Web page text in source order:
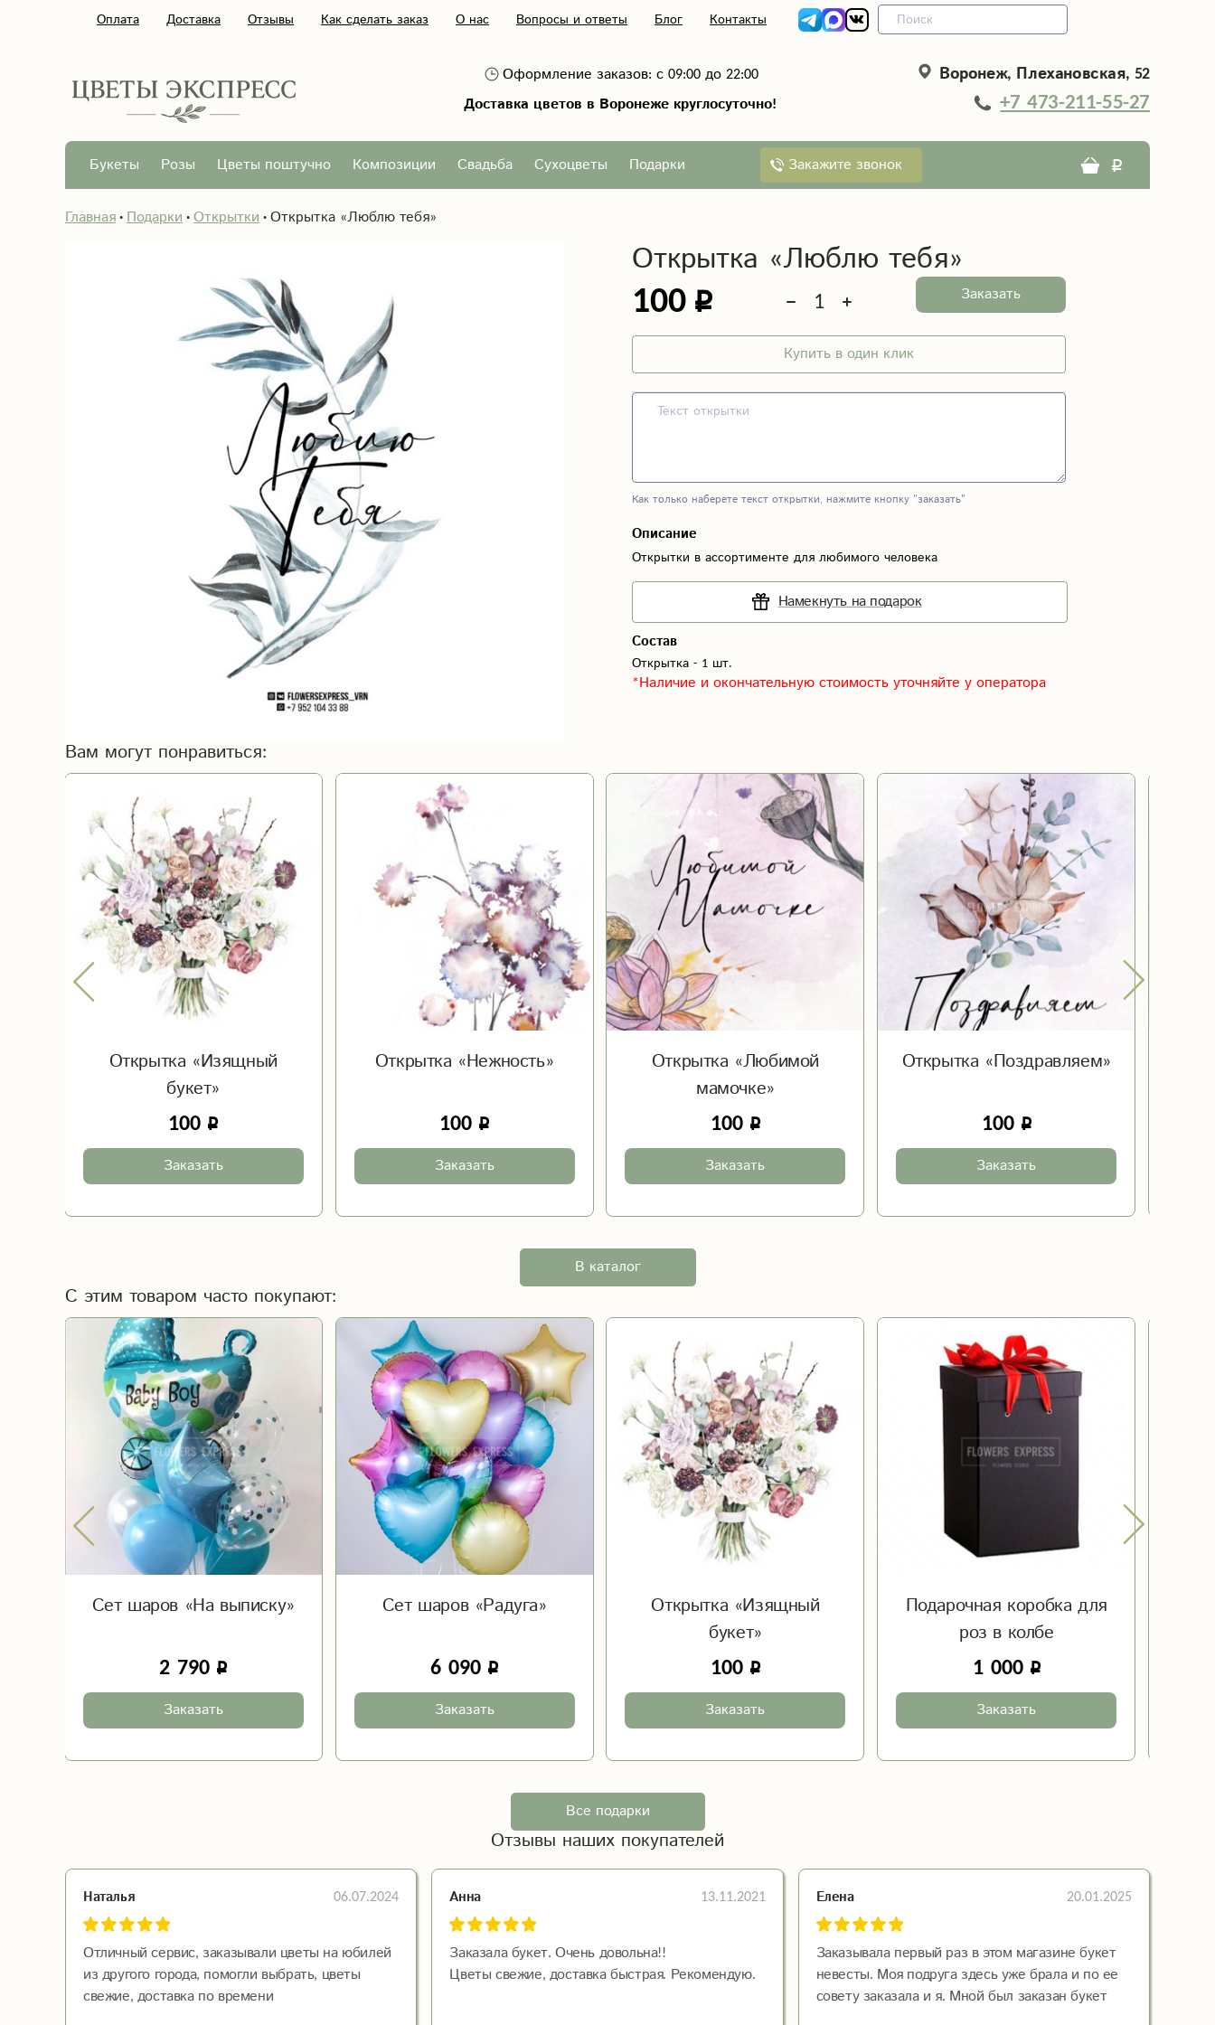
Оплата Доставка Отзывы Как сделать заказ О нас Вопросы и ответы Блог Контакты
Оформление заказов: с 09:00 до 22:00
Доставка цветов в Воронеже круглосуточно!
Воронеж, Плехановская, 52
+7 473-211-55-27
Букеты Розы Цветы поштучно Композиции Свадьба Сухоцветы Подарки Закажите звонок
Главная Подарки Открытки Открытка «Люблю тебя»
Открытка «Люблю тебя»
100 Заказать
Купить в один клик
Как только наберете текст открытки, нажмите кнопку "заказать"
Описание
Открытки в ассортименте для любимого человека
Намекнуть на подарок
Состав
Открытка - 1 шт.
*Наличие и окончательную стоимость уточняйте у оператора
Вам могут понравиться:
Открытка «Изящный
букет»
100
Заказать
Открытка «Нежность»
100
Заказать
Открытка «Любимой
мамочке»
100
Заказать
Открытка «Поздравляем»
100
Заказать
В каталог
С этим товаром часто покупают:
Сет шаров «На выписку»
2 790
Заказать
Сет шаров «Радуга»
6 090
Заказать
Открытка «Изящный
букет»
100
Заказать
Подарочная коробка для
роз в колбе
1 000
Заказать
Все подарки
Отзывы наших покупателей
Наталья 06.07.2024
Отличный сервис, заказывали цветы на юбилей
из другого города, помогли выбрать, цветы
свежие, доставка по времени
Анна 13.11.2021
Заказала букет. Очень довольна!!
Цветы свежие, доставка быстрая. Рекомендую.
Елена 20.01.2025
Заказывала первый раз в этом магазине букет
невесты. Моя подруга здесь уже брала и по ее
совету заказала и я. Мной был заказан букет